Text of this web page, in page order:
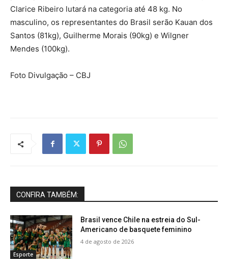
Clarice Ribeiro lutará na categoria até 48 kg. No
masculino, os representantes do Brasil serão Kauan dos
Santos (81kg), Guilherme Morais (90kg) e Wilgner
Mendes (100kg).
Foto Divulgação – CBJ
CONFIRA TAMBÉM:
Esporte
Brasil vence Chile na estreia do Sul-
Americano de basquete feminino
4 de agosto de 2026